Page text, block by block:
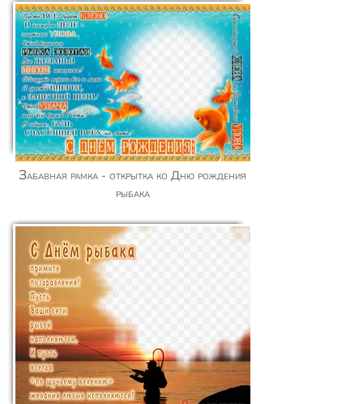
Забавная рамка - открытка ко Дню рождения
рыбака